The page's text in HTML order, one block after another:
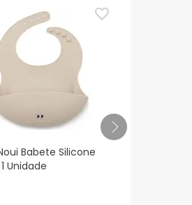
condições
Babete Silicone
Unidade